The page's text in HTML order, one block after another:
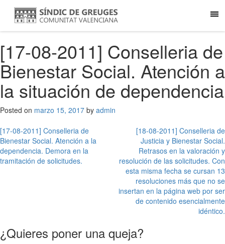
[17-08-2011] Conselleria de
Bienestar Social. Atención a
la situación de dependencia
Posted on marzo 15, 2017 by admin
Navegación
de
entradas
[17-08-2011] Conselleria de
Bienestar Social. Atención a la
dependencia. Demora en la
tramitación de solicitudes.
[18-08-2011] Conselleria de
Justicia y Bienestar Social.
Retrasos en la valoración y
resolución de las solicitudes. Con
esta misma fecha se cursan 13
resoluciones más que no se
insertan en la página web por ser
de contenido esencialmente
idéntico.
¿Quieres poner una queja?